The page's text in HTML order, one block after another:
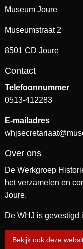
Museum Joure
Museumstraat 2
8501 CD Joure
Contact
Telefoonnummer
0513-412283
E-mailadres
Over ons
De Werkgroep
het verzamelen en
Joure.
De WHJ is gevestigd
Bekijk ook deze